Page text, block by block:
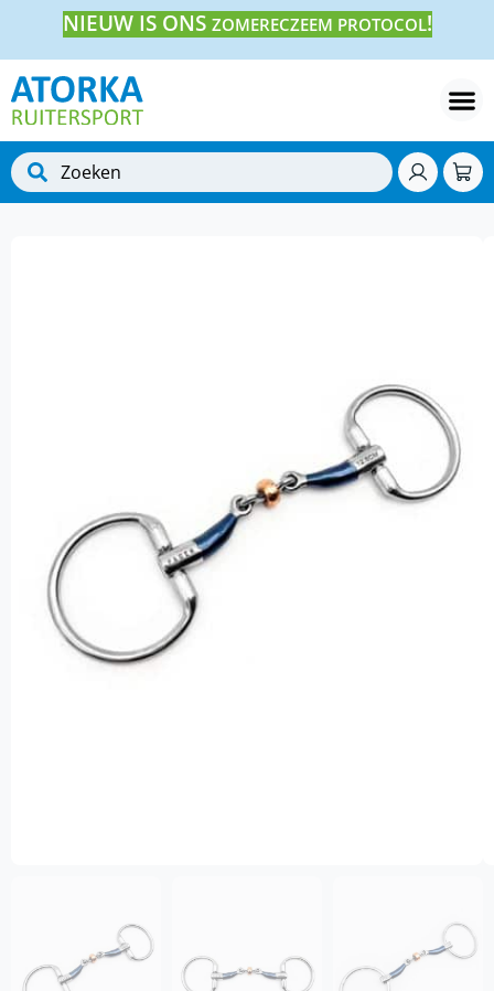
NIEUW IS ONS ZOMERECZEEM PROTOCOL!